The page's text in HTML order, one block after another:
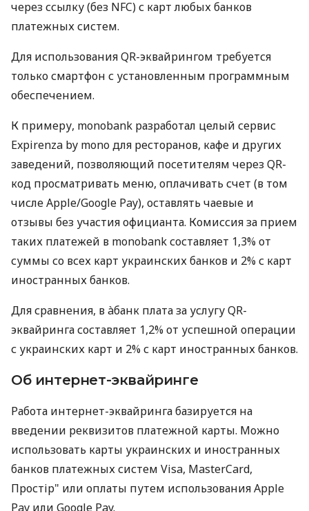
через ссылку (без NFC) с карт любых банков
платежных систем.
Для использования QR-эквайрингом требуется
только смартфон с установленным программным
обеспечением.
К примеру, monobank разработал целый сервис
Expirenza by mono для ресторанов, кафе и других
заведений, позволяющий посетителям через QR-
код просматривать меню, оплачивать счет (в том
числе Apple/Google Pay), оставлять чаевые и
отзывы без участия официанта. Комиссия за прием
таких платежей в monobank составляет 1,3% от
суммы со всех карт украинских банков и 2% с карт
иностранных банков.
Для сравнения, в àбанк плата за услугу QR-
эквайринга составляет 1,2% от успешной операции
с украинских карт и 2% с карт иностранных банков.
Об интернет-эквайринге
Работа интернет-эквайринга базируется на
введении реквизитов платежной карты. Можно
использовать карты украинских и иностранных
банков платежных систем Visa, MasterCard,
Простір" или оплаты путем использования Apple
Pay или Google Pay.